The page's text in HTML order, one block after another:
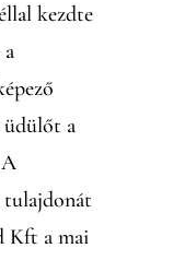
kezdte
üdülőt a
tulajdonát
Kft a mai